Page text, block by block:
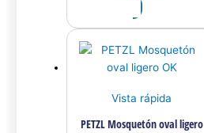
Vista rápida
PETZL Mosquetón oval ligero